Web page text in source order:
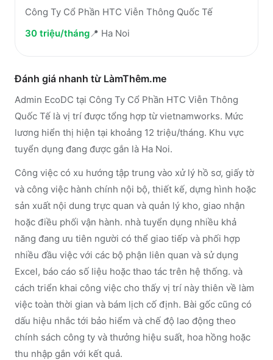
Công Ty Cổ Phần HTC Viễn Thông Quốc Tế
30 triệu/tháng📍 Ha Noi
Đánh giá nhanh từ LàmThêm.me
Admin EcoDC tại Công Ty Cổ Phần HTC Viễn Thông
Quốc Tế là vị trí được tổng hợp từ vietnamworks. Mức
lương hiển thị hiện tại khoảng 12 triệu/tháng. Khu vực
tuyển dụng đang được gắn là Ha Noi.
Công việc có xu hướng tập trung vào xử lý hồ sơ, giấy tờ
và công việc hành chính nội bộ, thiết kế, dựng hình hoặc
sản xuất nội dung trực quan và quản lý kho, giao nhận
hoặc điều phối vận hành. nhà tuyển dụng nhiều khả
năng đang ưu tiên người có thể giao tiếp và phối hợp
nhiều đầu việc với các bộ phận liên quan và sử dụng
Excel, báo cáo số liệu hoặc thao tác trên hệ thống. và
cách triển khai công việc cho thấy vị trí này thiên về làm
việc toàn thời gian và bám lịch cố định. Bài gốc cũng có
dấu hiệu nhắc tới bảo hiểm và chế độ lao động theo
chính sách công ty và thưởng hiệu suất, hoa hồng hoặc
thu nhập gắn với kết quả.